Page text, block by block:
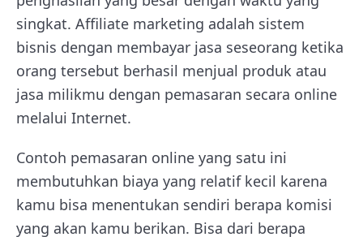
singkat. Affiliate marketing adalah sistem
bisnis dengan membayar jasa seseorang ketika
orang tersebut berhasil menjual produk atau
jasa milikmu dengan pemasaran secara online
melalui Internet.
Contoh pemasaran online yang satu ini
membutuhkan biaya yang relatif kecil karena
kamu bisa menentukan sendiri berapa komisi
yang akan kamu berikan. Bisa dari berapa